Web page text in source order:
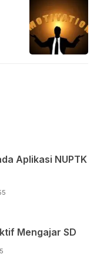
Aplikasi NUPTK
Mengajar SD